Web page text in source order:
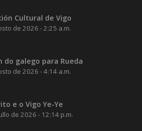
Cultural de Vigo
de 2026 - 2:25 a.m.
do galego para Rueda
de 2026 - 4:14 a.m.
e o Vigo Ye-Ye
de 2026 - 12:14 p.m.